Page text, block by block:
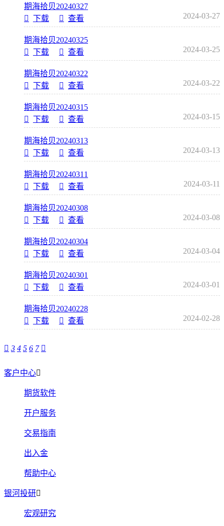
期海拾贝20240327
2024-03-27
查看
下载
期海拾贝20240325
2024-03-25
查看
下载
期海拾贝20240322
2024-03-22
查看
下载
期海拾贝20240315
2024-03-15
查看
下载
期海拾贝20240313
2024-03-13
查看
下载
期海拾贝20240311
2024-03-11
查看
下载
期海拾贝20240308
2024-03-08
查看
下载
期海拾贝20240304
2024-03-04
查看
下载
期海拾贝20240301
2024-03-01
查看
下载
期海拾贝20240228
2024-02-28
查看
下载
3 4 5 6 7
客户中心
期货软件
开户服务
交易指南
出入金
帮助中心
银河投研
宏观研究